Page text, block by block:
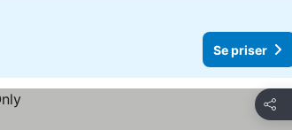
Se priser
Del